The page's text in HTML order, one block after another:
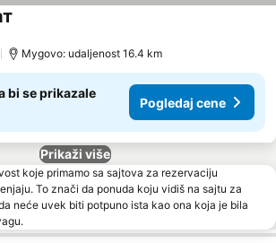
Mygovo: udaljenost 16.4 km
bi se prikazale
Pogledaj cene
Prikaži više
koje primamo sa sajtova za rezervaciju
To znači da ponuda koju vidiš na sajtu za
neće uvek biti potpuno ista kao ona koja je bila